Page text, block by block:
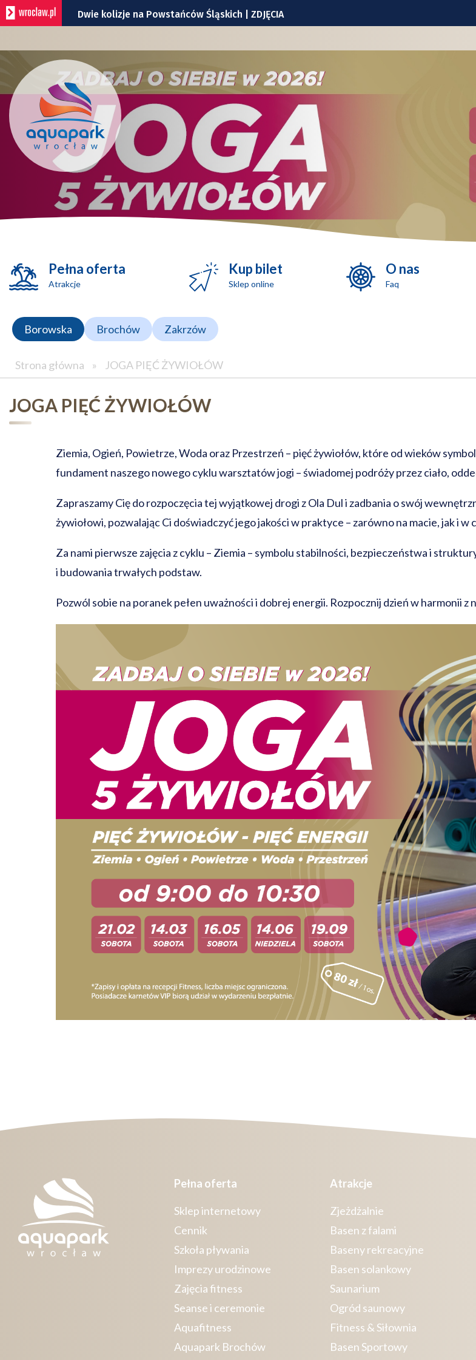
Dwie kolizje na Powstańców Śląskich | ZDJĘCIA
Policyjny śmigłowiec nad Wrocławiem. To tylko ćwiczenia
Zmiana organizacji ruchu na rondzie przy Granicznej
Znicz na Stadionie Olimpijskim znów zapłonął | ZDJĘCIA
Pełna oferta
Atrakcje
Kup bilet
Sklep online
O nas
Faq
Borowska Brochów Zakrzów
Strona główna » JOGA PIĘĆ ŻYWIOŁÓW
JOGA PIĘĆ ŻYWIOŁÓW
Ziemia, Ogień, Powietrze, Woda oraz Przestrzeń – pięć żywiołów, które od wieków
fundament naszego nowego cyklu warsztatów jogi – świadomej podróży przez ciało,
Zapraszamy Cię do rozpoczęcia tej wyjątkowej drogi z Ola Dul i zadbania o swój
żywiołowi, pozwalając Ci doświadczyć jego jakości w praktyce – zarówno na macie, jak i w
Za nami pierwsze zajęcia z cyklu – Ziemia – symbolu stabilności, bezpieczeństwa i
i budowania trwałych podstaw.
Pozwól sobie na poranek pełen uważności i dobrej energii. Rozpocznij dzień w harmonii z
Pełna oferta
Sklep internetowy
Cennik
Szkoła pływania
Imprezy urodzinowe
Zajęcia fitness
Seanse i ceremonie
Aquafitness
Aquapark Brochów
Atrakcje
Zjeżdżalnie
Basen z falami
Baseny rekreacyjne
Basen solankowy
Saunarium
Ogród saunowy
Fitness & Siłownia
Basen Sportowy